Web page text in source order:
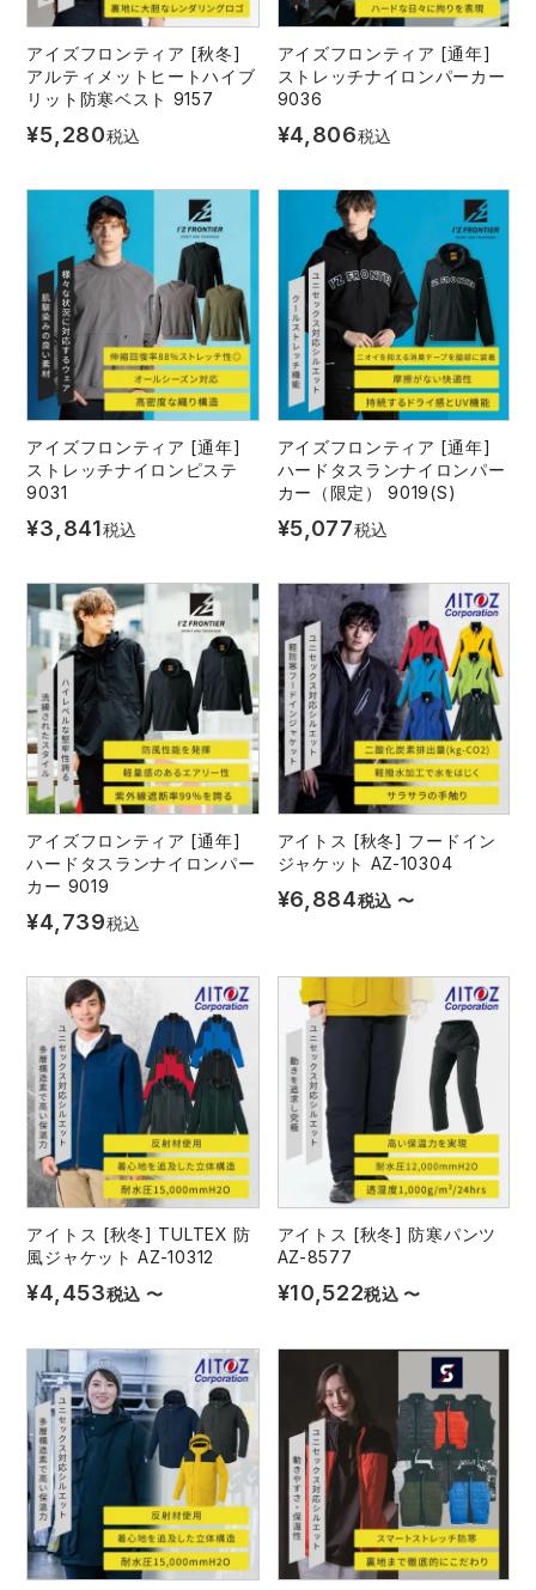
アイズフロンティア [秋冬]
アルティメットヒートハイブ
リット防寒ベスト 9157
¥5,280税込
アイズフロンティア [通年]
ストレッチナイロンパーカー
9036
¥4,806税込
アイズフロンティア [通年]
ストレッチナイロンピステ
9031
¥3,841税込
アイズフロンティア [通年]
ハードタスランナイロンパー
カー（限定） 9019(S)
¥5,077税込
アイズフロンティア [通年]
ハードタスランナイロンパー
カー 9019
¥4,739税込
アイトス [秋冬] フードイン
ジャケット AZ-10304
¥6,884税込 〜
アイトス [秋冬] TULTEX 防
風ジャケット AZ-10312
¥4,453税込 〜
アイトス [秋冬] 防寒パンツ
AZ-8577
¥10,522税込 〜